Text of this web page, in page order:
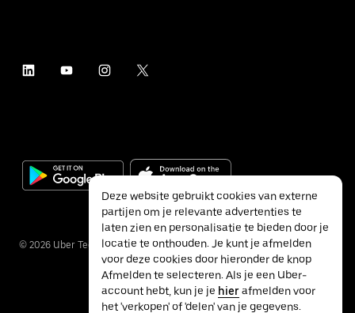
© 2026 Uber Technologies Inc.
Deze website gebruikt cookies van externe
partijen om je relevante advertenties te
laten zien en personalisatie te bieden door je
locatie te onthouden. Je kunt je afmelden
voor deze cookies door hieronder de knop
Afmelden te selecteren. Als je een Uber-
account hebt, kun je je hierafmelden voor
het 'verkopen' of 'delen' van je gegevens.